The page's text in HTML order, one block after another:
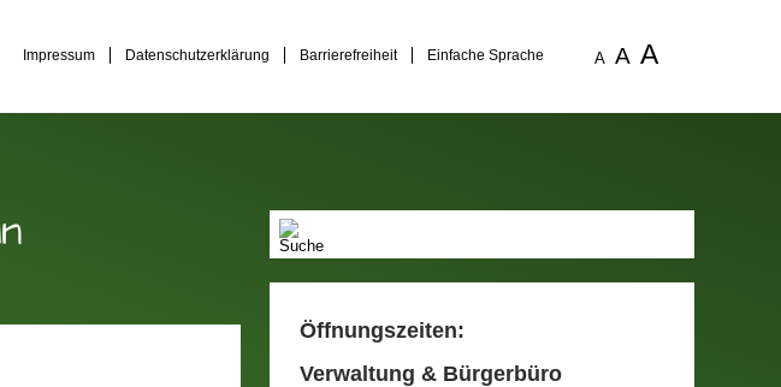
Impressum Datenschutzerklärung Barrierefreiheit Einfache Sprache A A A
Öffnungszeiten:
Verwaltung & Bürgerbüro